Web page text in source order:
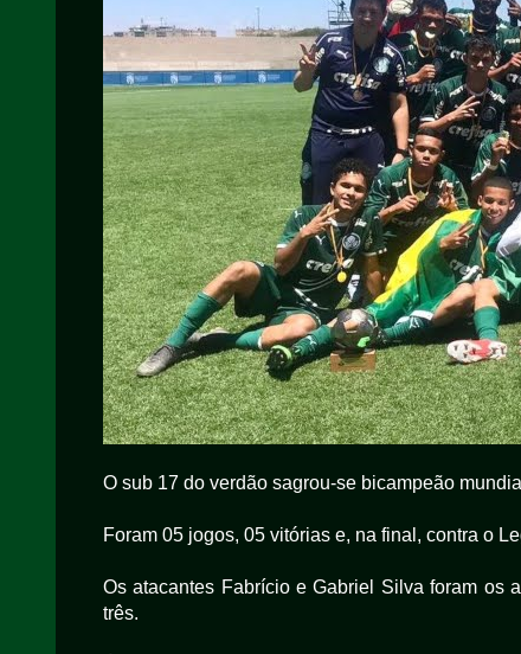
O sub 17 do verdão sagrou-se bicampeão
Foram 05 jogos, 05 vitórias e, na final, contra o
Os atacantes Fabrício e Gabriel Silva foram os
três.